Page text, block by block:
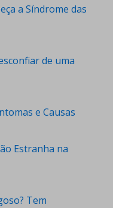
a Síndrome das
de uma
e Causas
Estranha na
Tem